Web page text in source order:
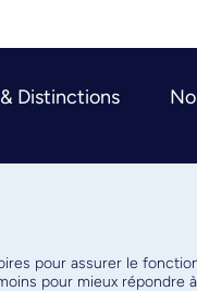
Distinctions
pour assurer le
pour mieux répondre